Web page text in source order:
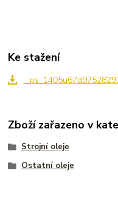
Ke stažení
Zboží zařazeno v
Strojní oleje
Ostatní oleje